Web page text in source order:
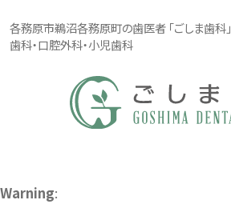
各務原市鵜沼各務原町の歯医者 「ごしま歯科」
歯科・口腔外科・小児歯科
Warning: